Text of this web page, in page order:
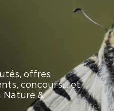
offres
concours… et
Nature &